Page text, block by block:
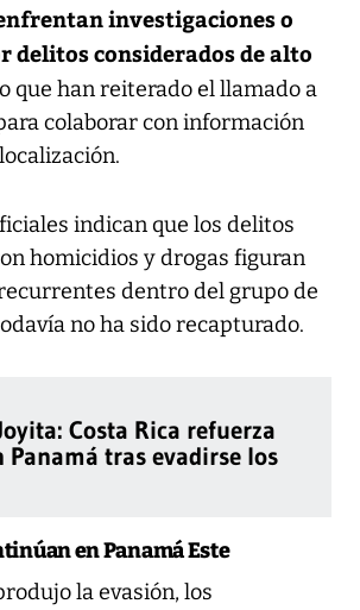
investigaciones o
delitos considerados de alto
que han reiterado el llamado a
colaborar con información
indican que los delitos
homicidios y drogas figuran
dentro del grupo de
no ha sido recapturado.
Costa Rica refuerza
tras evadirse los
en Panamá Este
la evasión, los